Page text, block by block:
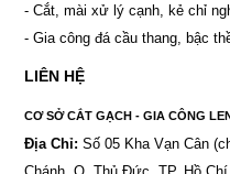
- Cắt, mài xử lý cạnh, kẻ chỉ
- Gia công đá cầu thang, bậc
LIÊN HỆ
CƠ SỞ CẮT GẠCH - GIA CÔNG
Địa Chỉ: Số 05 Kha Vạn Cân